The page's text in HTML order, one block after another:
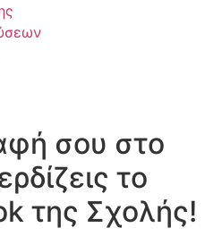
σου στο
το
της Σχολής!